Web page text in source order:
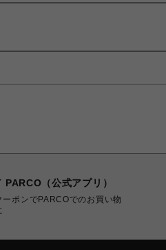
PARCO（公式アプリ）
ーポンでPARCOでのお買い物